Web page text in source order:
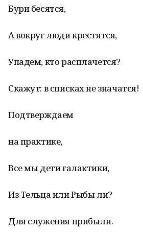
Бури бесятся,
А вокруг люди крестятся,
Упадем, кто расплачется?
Скажут: в списках не значатся!
Подтверждаем
на практике,
Все мы дети галактики,
Из Тельца или Рыбы ли?
Для служения прибыли.